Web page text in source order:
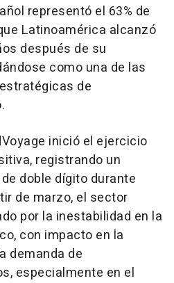
representó el 63% de
Latinoamérica alcanzó
después de su
como una de las
de
inició el ejercicio
registrando un
doble dígito durante
de marzo, el sector
por la inestabilidad en la
con impacto en la
demanda de
especialmente en el